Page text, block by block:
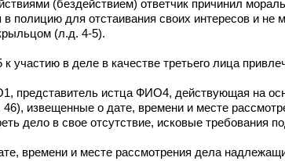
(бездействием) ответчик причинил
полицию для отстаивания своих интересов и не
(л.д. 4-5).
участию в деле в качестве третьего лица
представитель истца ФИО4, действующая на
46), извещенные о дате, времени и месте
дело в свое отсутствие, исковые требования
времени и месте рассмотрения дела